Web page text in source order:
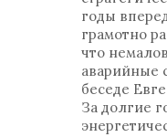
годы
грамотно
что
аварийные
беседе
За долгие